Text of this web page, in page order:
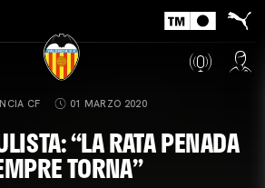
CF 01 MARZO 2020
“LA RATA PENADA
TORNA”